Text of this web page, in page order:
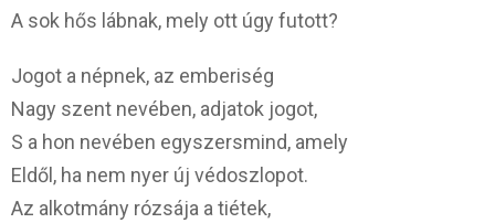
A sok hős lábnak, mely ott úgy futott?
Jogot a népnek, az emberiség
Nagy szent nevében, adjatok jogot,
S a hon nevében egyszersmind, amely
Eldől, ha nem nyer új védoszlopot.
Az alkotmány rózsája a tiétek,